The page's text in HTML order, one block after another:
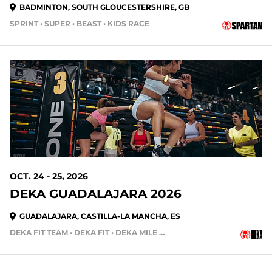
BADMINTON, SOUTH GLOUCESTERSHIRE, GB
SPRINT • SUPER • BEAST • KIDS RACE
OCT. 24 - 25, 2026
DEKA GUADALAJARA 2026
GUADALAJARA, CASTILLA-LA MANCHA, ES
DEKA FIT TEAM • DEKA FIT • DEKA MILE • DEKA MILE TEAM